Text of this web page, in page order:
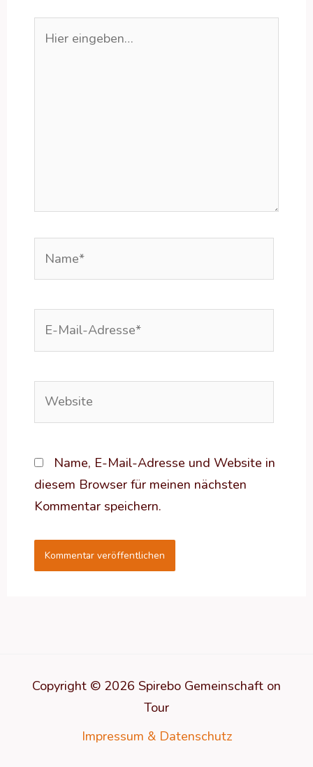
eingeben…
Name, E-Mail-Adresse und Website in
diesem Browser für meinen nächsten
Kommentar speichern.
Copyright © 2026 Spirebo Gemeinschaft on
Tour
Impressum & Datenschutz